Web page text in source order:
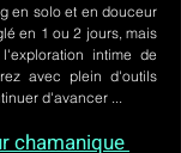
en solo et en douceur
en 1 ou 2 jours, mais
intime de
avec plein d'outils
d'avancer ...
chamanique